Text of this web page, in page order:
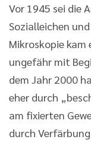
Vor 1945 sei die
Sozialleichen
Mikroskopie
ungefähr mit
dem Jahr 2000
eher durch
am fixierten
durch